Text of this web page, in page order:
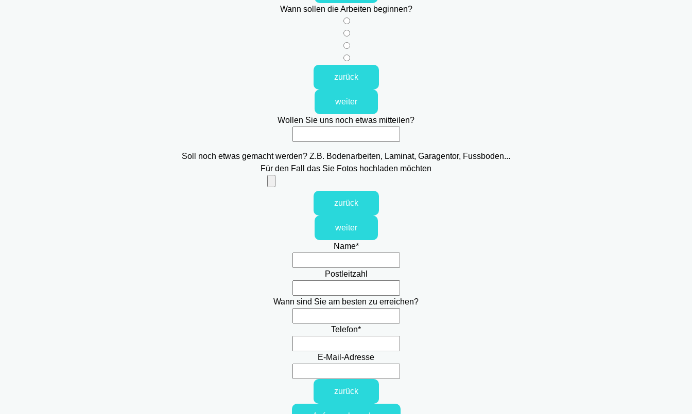
Wann sollen die Arbeiten beginnen?
zurück
weiter
Wollen Sie uns noch etwas mitteilen?
Soll noch etwas gemacht werden? Z.B. Bodenarbeiten, Laminat, Garagentor, Fussboden...
Für den Fall das Sie Fotos hochladen möchten
zurück
weiter
Name*
Postleitzahl
Wann sind Sie am besten zu erreichen?
Telefon*
E-Mail-Adresse
zurück